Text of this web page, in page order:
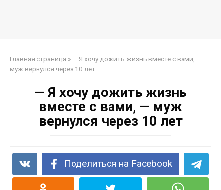
Главная страница » — Я хочу дожить жизнь вместе с вами, —
муж вернулся через 10 лет
— Я хочу дожить жизнь
вместе с вами, — муж
вернулся через 10 лет
Поделиться на Facebook